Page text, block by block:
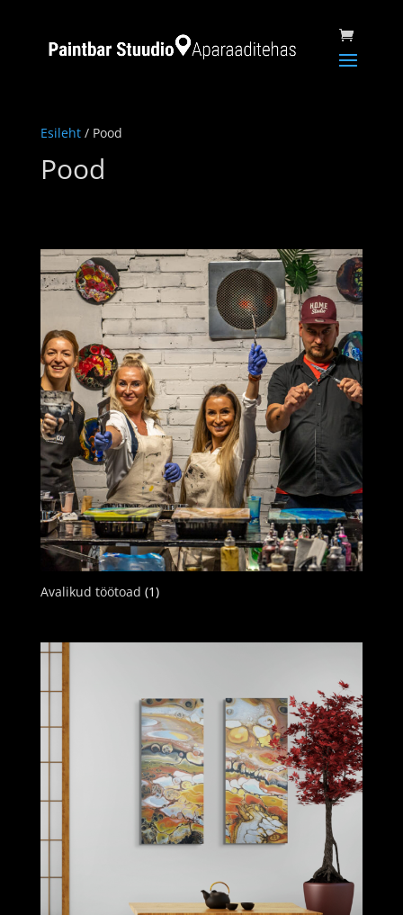
Esileht/ Pood
Pood
Avalikud töötoad (1)